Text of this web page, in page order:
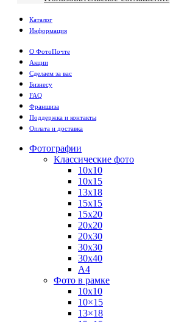
Каталог
Информация
О ФотоПочте
Акции
Сделаем за вас
Бизнесу
FAQ
Франшиза
Поддержка и контакты
Оплата и доставка
Фотографии
Классические фото
10х10
10х15
13х18
15х15
15х20
20х20
20х30
30х30
30х40
А4
Фото в рамке
10х10
10×15
13×18